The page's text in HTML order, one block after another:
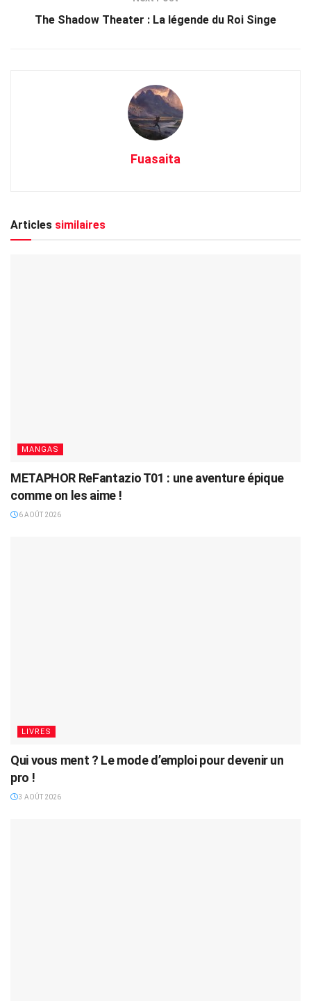
The Shadow Theater : La légende du Roi Singe
Fuasaita
Articles similaires
MANGAS
METAPHOR ReFantazio T01 : une aventure épique
comme on les aime !
6 AOÛT 2026
LIVRES
Qui vous ment ? Le mode d’emploi pour devenir un
pro !
3 AOÛT 2026